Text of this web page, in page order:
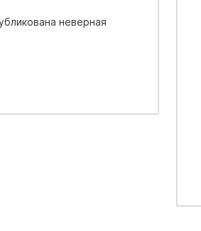
неверная